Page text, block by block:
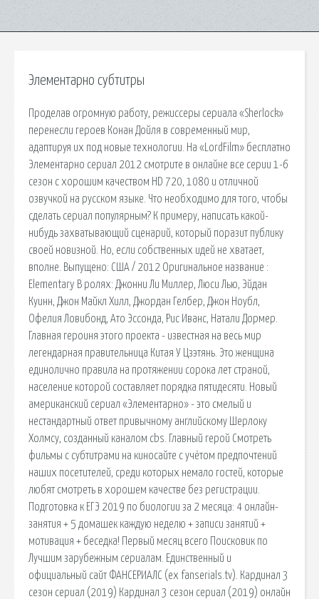
Элементарно субтитры
Проделав огромную работу, режиссеры сериала «Sherlock»
перенесли героев Конан Дойля в современный мир,
адаптируя их под новые технологии. На «LordFilm» бесплатно
Элементарно сериал 2012 смотрите в онлайне все серии 1-6
сезон с хорошим качеством HD 720, 1080 и отличной
озвучкой на русском языке. Что необходимо для того, чтобы
сделать сериал популярным? К примеру, написать какой-
нибудь захватывающий сценарий, который поразит публику
своей новизной. Но, если собственных идей не хватает,
вполне. Выпущено: США / 2012 Оригинальное название :
Elementary В ролях: Джонни Ли Миллер, Люси Лью, Эйдан
Куинн, Джон Майкл Хилл, Джордан Гелбер, Джон Ноубл,
Офелия Ловибонд, Ато Эссонда, Рис Иванс, Натали Дормер.
Главная героиня этого проекта - известная на весь мир
легендарная правительница Китая У Цзэтянь. Это женщина
единолично правила на протяжении сорока лет страной,
население которой составляет порядка пятидесяти. Новый
американский сериал «Элементарно» - это смелый и
нестандартный ответ привычному английскому Шерлоку
Холмсу, созданный каналом cbs. Главный герой Смотреть
фильмы с субтитрами на киносайте с учётом предпочтений
наших посетителей, среди которых немало гостей, которые
любят смотреть в хорошем качестве без регистрации.
Подготовка к ЕГЭ 2019 по биологии за 2 месяца: 4 онлайн-
занятия + 5 домашек каждую неделю + записи занятий +
мотивация + беседка! Первый месяц всего Поисковик по
Лучшим зарубежным сериалам. Единственный и
официальный сайт ФАНСЕРИАЛС (ex fanserials.tv). Кардинал 3
сезон сериал (2019) Кардинал 3 сезон сериал (2019) онлайн